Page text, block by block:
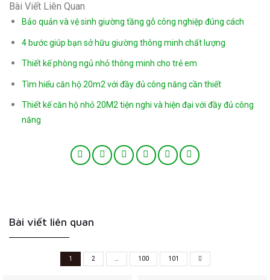
Bài Viết Liên Quan
Bảo quản và vệ sinh giường tầng gỗ công nghiệp đúng cách
4 bước giúp bạn sở hữu giường thông minh chất lượng
Thiết kế phòng ngủ nhỏ thông minh cho trẻ em
Tìm hiểu căn hộ 20m2 với đầy đủ công năng cần thiết
Thiết kế căn hộ nhỏ 20M2 tiện nghi và hiện đại với đầy đủ công
năng
Bài viết liên quan
1 2 100 101